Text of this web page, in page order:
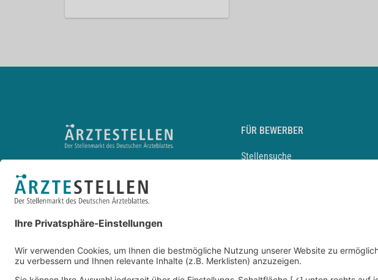
FÜR BEWERBER
Stellensuche
Durchsuchen Sie den Stellenkatalog